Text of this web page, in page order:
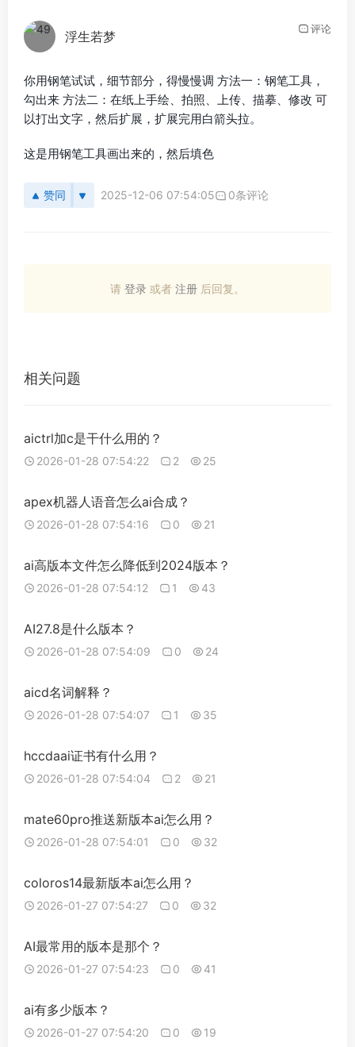
浮生若梦 评论
你用钢笔试试，细节部分，得慢慢调 方法一：钢笔工具，
勾出来 方法二：在纸上手绘、拍照、上传、描摹、修改 可
以打出文字，然后扩展，扩展完用白箭头拉。
这是用钢笔工具画出来的，然后填色
赞同 2025-12-06 07:54:05 0条评论
请 登录 或者 注册 后回复。
相关问题
aictrl加c是干什么用的？
2026-01-28 07:54:22 2 25
apex机器人语音怎么ai合成？
2026-01-28 07:54:16 0 21
ai高版本文件怎么降低到2024版本？
2026-01-28 07:54:12 1 43
AI27.8是什么版本？
2026-01-28 07:54:09 0 24
aicd名词解释？
2026-01-28 07:54:07 1 35
hccdaai证书有什么用？
2026-01-28 07:54:04 2 21
mate60pro推送新版本ai怎么用？
2026-01-28 07:54:01 0 32
coloros14最新版本ai怎么用？
2026-01-27 07:54:27 0 32
AI最常用的版本是那个？
2026-01-27 07:54:23 0 41
ai有多少版本？
2026-01-27 07:54:20 0 19